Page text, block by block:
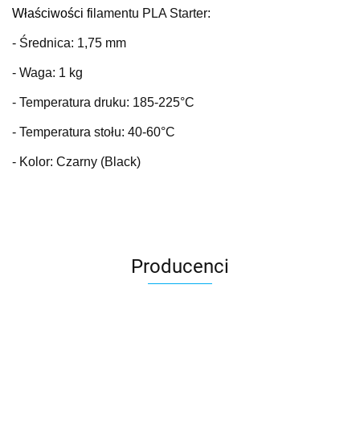
Właściwości fi lamentu PLA Starter:
- Średnica: 1,75 mm
- Waga: 1 kg
- Temperatura druku: 185-225°C
- Temperatura stołu: 40-60°C
- Kolor: Czarny (Black)
Producenci